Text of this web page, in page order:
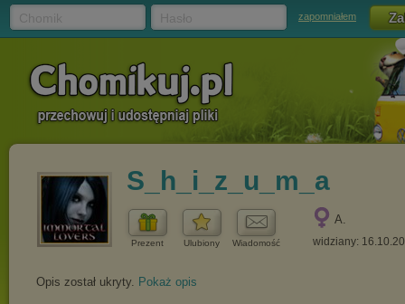
zapomniałem
S_h_i_z_u_m_a
Prezent Ulubiony Wiadomość
A.
widziany:
Opis został ukryty. Pokaż opis